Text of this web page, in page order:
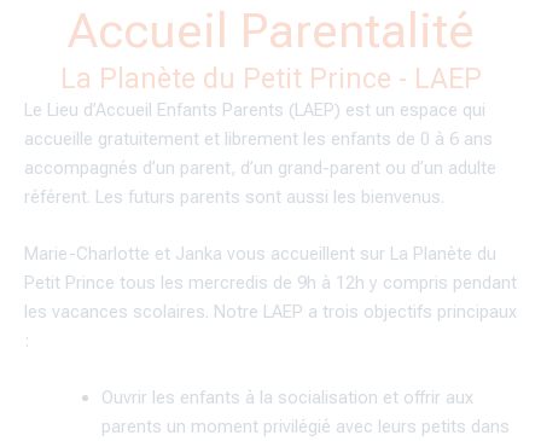
Accueil Parentalité
La Planète du Petit Prince - LAEP
Le Lieu d’Accueil Enfants Parents (LAEP) est un espace qui
accueille gratuitement et librement les enfants de 0 à 6 ans
accompagnés d’un parent, d’un grand-parent ou d’un adulte
référent. Les futurs parents sont aussi les bienvenus.
Marie-Charlotte et Janka vous accueillent sur La Planète du
Petit Prince tous les mercredis de 9h à 12h y compris pendant
les vacances scolaires. Notre LAEP a trois objectifs principaux
:
Ouvrir les enfants à la socialisation et offrir aux
parents un moment privilégié avec leurs petits dans